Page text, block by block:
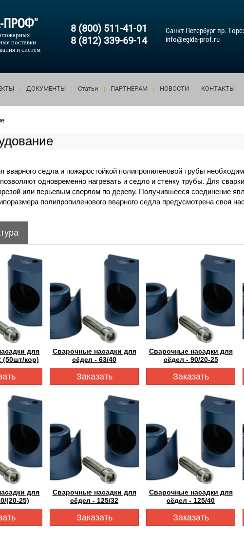
Санкт-Петербург пр.
info@egida-prof.ru
8 (800) 511-41-01
8 (812) 339-69-14
ПРОФ"
поставки
и систем
ДОКУМЕНТЫ Статьи ПАРТНЕРАМ НОВОСТИ КОНТАКТЫ
вварного седла и пожаростойкой полипропиленовой трубы
одновременно нагревать и седло и стенку трубы. Для
или перьевым сверлом по дереву. Получившееся соединение
полипропиленового вварного седла предусмотрена своя
для
(50шт/кор)
Сварочные насадки для
сёдел - 63/40
Заказать
Сварочные насадки для
сёдел - 90/20-25
Заказать
для
(20-25)
Сварочные насадки для
сёдел - 125/32
Заказать
Сварочные насадки для
сёдел - 125/40
Заказать